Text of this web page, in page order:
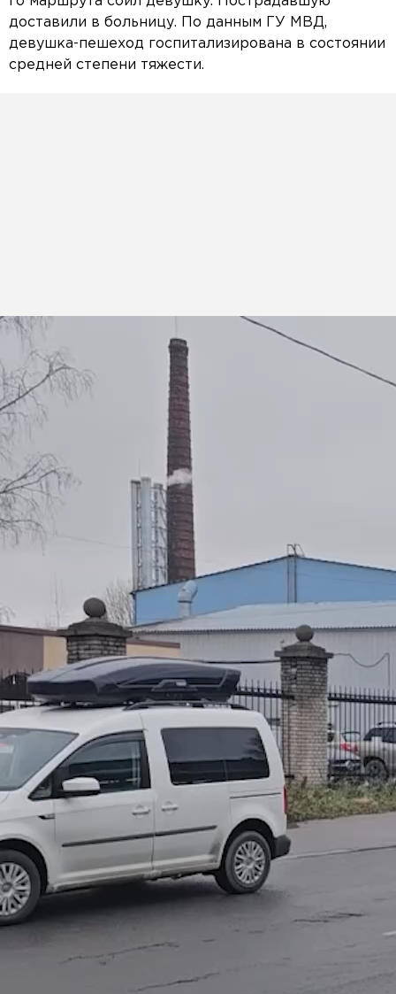
доставили в больницу. По данным ГУ МВД,
девушка-пешеход госпитализирована в состоянии
средней степени тяжести.